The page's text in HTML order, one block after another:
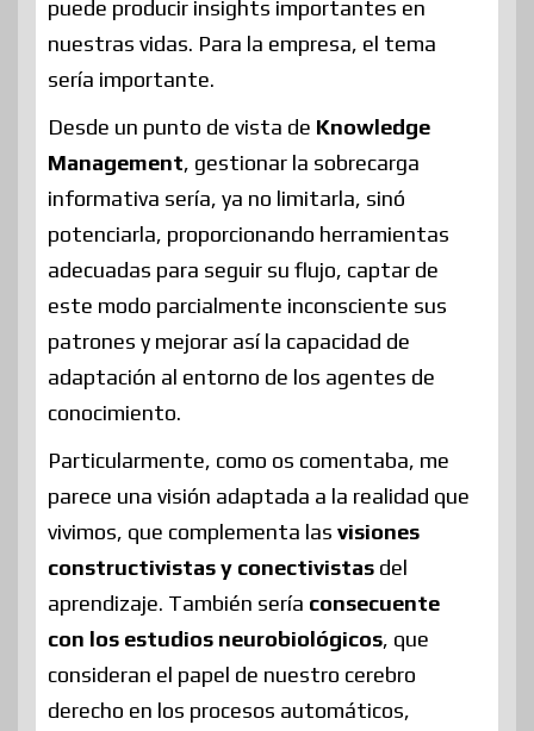
puede producir insights importantes en
nuestras vidas. Para la empresa, el tema
sería importante.
Desde un punto de vista de Knowledge
Management, gestionar la sobrecarga
informativa sería, ya no limitarla, sinó
potenciarla, proporcionando herramientas
adecuadas para seguir su flujo, captar de
este modo parcialmente inconsciente sus
patrones y mejorar así la capacidad de
adaptación al entorno de los agentes de
conocimiento.
Particularmente, como os comentaba, me
parece una visión adaptada a la realidad que
vivimos, que complementa las visiones
constructivistas y conectivistas del
aprendizaje. También sería consecuente
con los estudios neurobiológicos, que
consideran el papel de nuestro cerebro
derecho en los procesos automáticos,